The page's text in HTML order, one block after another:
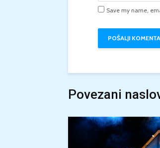
Save my name,
Povezani